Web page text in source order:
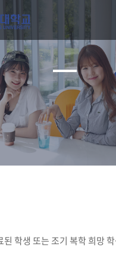
학생 또는 조기 복학 희망